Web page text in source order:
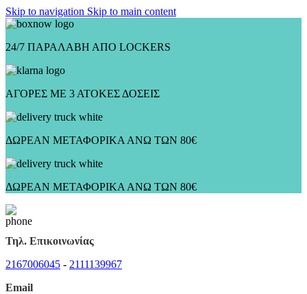
Skip to navigation Skip to main content
24/7 ΠΑΡΑΛΑΒΗ ΑΠΟ LOCKERS
ΑΓΟΡΕΣ ΜΕ 3 ΑΤΟΚΕΣ ΔΟΣΕΙΣ
ΔΩΡΕΑΝ ΜΕΤΑΦΟΡΙΚΑ ΑΝΩ ΤΩΝ 80€
ΔΩΡΕΑΝ ΜΕΤΑΦΟΡΙΚΑ ΑΝΩ ΤΩΝ 80€
Τηλ. Επικοινωνίας
2167006045 - 2111139967
Email